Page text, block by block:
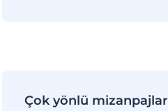
Çok yönlü mizanpajlar